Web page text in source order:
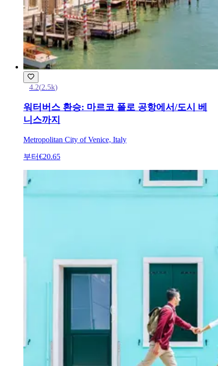
4.2(2.5k)
워터버스 환승: 마르코 폴로 공항에서/도시 베
니스까지
Metropolitan City of Venice, Italy
부터€20.65